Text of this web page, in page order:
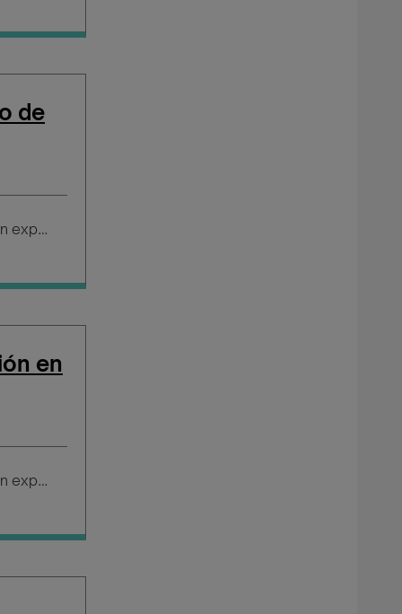
de
Salario según experiencia
en
Salario según experiencia